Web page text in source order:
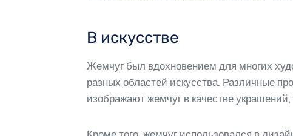
В искусстве
Жемчуг был вдохновением для многих
разных областей искусства. Различные
изображают жемчуг в качестве